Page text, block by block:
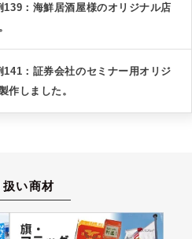
139：海鮮居酒屋様のオリジナル店
141：証券会社のセミナー用オリジ
作しました。
扱い商材